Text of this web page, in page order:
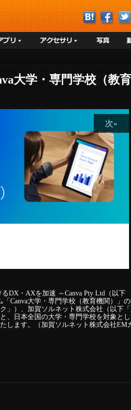
大学・専門学校（教
次»
DX・AXを加速 ～Canva Pty Ltd（以下
「Canva大学・専門学校（教育機関）」
」）、加賀ソルネット株式会社（以下
、日本全国の大学・専門学校を対象と
します。（加賀ソルネット株式会社EM